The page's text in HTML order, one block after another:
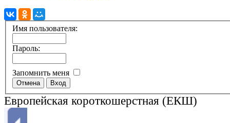
Имя пользователя:
Пароль:
Запомнить меня
Европейская короткошерстная (ЕКШ)